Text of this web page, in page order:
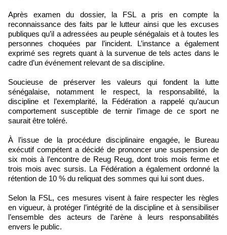
Après examen du dossier, la FSL a pris en compte la
reconnaissance des faits par le lutteur ainsi que les excuses
publiques qu’il a adressées au peuple sénégalais et à toutes les
personnes choquées par l’incident. L’instance a également
exprimé ses regrets quant à la survenue de tels actes dans le
cadre d’un événement relevant de sa discipline.
Soucieuse de préserver les valeurs qui fondent la lutte
sénégalaise, notamment le respect, la responsabilité, la
discipline et l’exemplarité, la Fédération a rappelé qu’aucun
comportement susceptible de ternir l’image de ce sport ne
saurait être toléré.
À l’issue de la procédure disciplinaire engagée, le Bureau
exécutif compétent a décidé de prononcer une suspension de
six mois à l’encontre de Reug Reug, dont trois mois ferme et
trois mois avec sursis. La Fédération a également ordonné la
rétention de 10 % du reliquat des sommes qui lui sont dues.
Selon la FSL, ces mesures visent à faire respecter les règles
en vigueur, à protéger l’intégrité de la discipline et à sensibiliser
l’ensemble des acteurs de l’arène à leurs responsabilités
envers le public.